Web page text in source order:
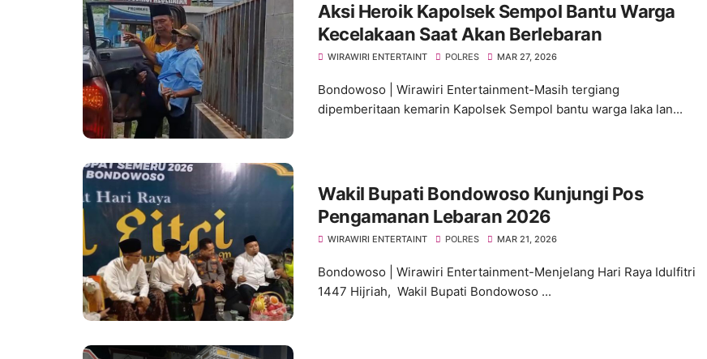
Aksi Heroik Kapolsek Sempol Bantu Warga
Kecelakaan Saat Akan Berlebaran
WIRAWIRI ENTERTAINT POLRES MAR 27, 2026
Bondowoso | Wirawiri Entertainment-Masih tergiang
dipemberitaan kemarin Kapolsek Sempol bantu warga laka lan...
Wakil Bupati Bondowoso Kunjungi Pos
Pengamanan Lebaran 2026
WIRAWIRI ENTERTAINT POLRES MAR 21, 2026
Bondowoso | Wirawiri Entertainment-Menjelang Hari Raya Idulfitri
1447 Hijriah, Wakil Bupati Bondowoso ...